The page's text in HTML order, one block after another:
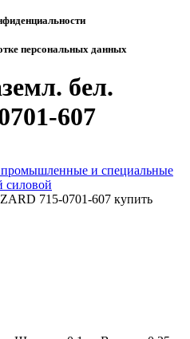
персональных данных
бел.
607
промышленные и специальные
силовой